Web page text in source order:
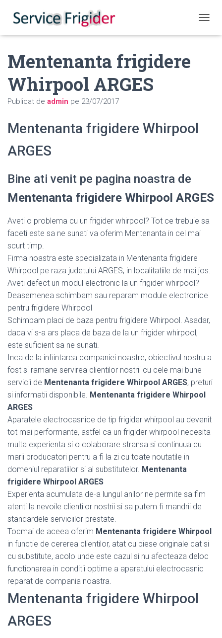
Mentenanta frigidere
Whirpool ARGES
Publicat de admin pe 23/07/2017
Mentenanta frigidere Whirpool
ARGES
Bine ati venit pe pagina noastra de
Mentenanta frigidere Whirpool ARGES
Aveti o problema cu un frigider whirpool? Tot ce trebuie sa
faceti este sa ne sunati va oferim Mentenanta in cel mai
scurt timp.
Firma noastra este specializata in Mentenanta frigidere
Whirpool pe raza judetului ARGES, in localitatiile de mai jos.
Aveti defect un modul electronic la un frigider whirpool?
Deasemenea schimbam sau reparam module electronice
pentru frigidere Whirpool
Schimbam placi de baza pentru frigidere Whirpool. Asadar,
daca vi s-a ars placa de baza de la un frigider whirpool,
este suficient sa ne sunati.
Inca de la infiintarea companiei noastre, obiectivul nostru a
fost si ramane servirea clientilor nostrii cu cele mai bune
servicii de Mentenanta frigidere Whirpool ARGES, preturi
si informatii disponibile. Mentenanta frigidere Whirpool
ARGES
Aparatele electrocasnice de tip frigider whirpool au devenit
tot mai performante, astfel ca un frigider whirpool necesita
multa experienta si o colaborare stransa si continuua cu
marii producatori pentru a fi la zi cu toate noutatile in
domeniul reparatiilor si al substitutelor. Mentenanta
frigidere Whirpool ARGES
Experienta acumulata de-a lungul anilor ne permite sa fim
atenti la nevoile clientilor nostrii si sa putem fi mandrii de
standardele serviciilor prestate.
Tocmai de aceea oferim Mentenanta frigidere Whirpool
in functie de cererea clientilor, atat cu piese originale cat si
cu substitute, acolo unde este cazul si nu afecteaza deloc
functionarea in conditii optime a aparatului electrocasnic
reparat de compania noastra.
Mentenanta frigidere Whirpool
ARGES